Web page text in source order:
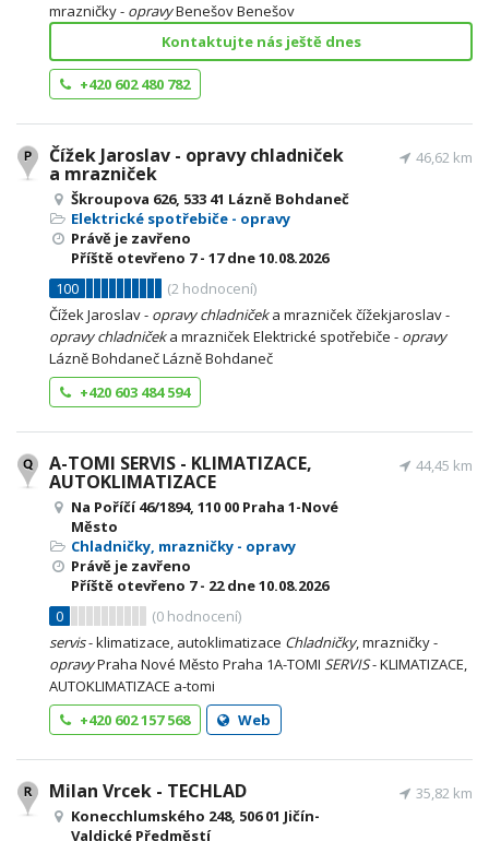
mrazničky - opravyBenešov Benešov
Kontaktujte nás ještě dnes
+420 602 480 782
Čížek Jaroslav - opravy chladniček
a mrazniček
Škroupova 626, 533 41 Lázně Bohdaneč
Elektrické spotřebiče - opravy
Právě je zavřeno
Příště otevřeno 7 - 17dne 10.08.2026
100
(2 hodnocení)
46,62 km
Čížek Jaroslav - opravy chladničeka mrazniček čížekjaroslav -
opravy chladničeka mrazniček Elektrické spotřebiče - opravy
Lázně Bohdaneč Lázně Bohdaneč
+420 603 484 594
A-TOMI SERVIS - KLIMATIZACE,
AUTOKLIMATIZACE
Na Poříčí 46/1894, 110 00 Praha 1-Nové
Město
Chladničky, mrazničky - opravy
Právě je zavřeno
Příště otevřeno 7 - 22dne 10.08.2026
0
(0 hodnocení)
44,45 km
servis- klimatizace, autoklimatizace Chladničky, mrazničky -
opravyPraha Nové Město Praha 1A-TOMI SERVIS- KLIMATIZACE,
AUTOKLIMATIZACE a-tomi
+420 602 157 568
Web
Milan Vrcek - TECHLAD
Konecchlumského 248, 506 01 Jičín-
Valdické Předměstí
35,82 km